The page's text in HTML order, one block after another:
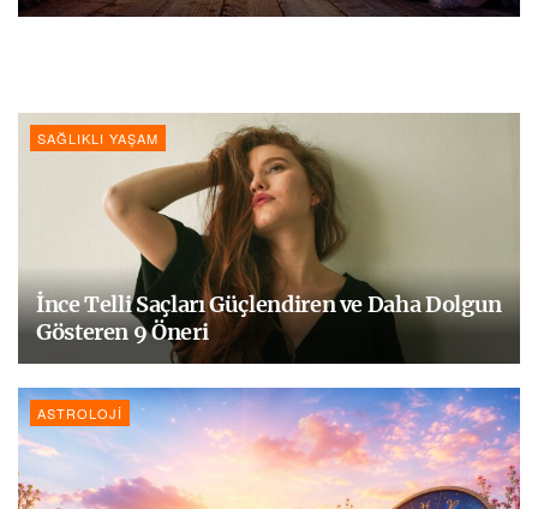
SAĞLIKLI YAŞAM
İnce Telli Saçları Güçlendiren ve Daha Dolgun
Gösteren 9 Öneri
ASTROLOJI